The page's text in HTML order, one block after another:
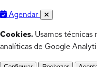
Agendar
Cookies. Usamos técnicas
analíticas de Google